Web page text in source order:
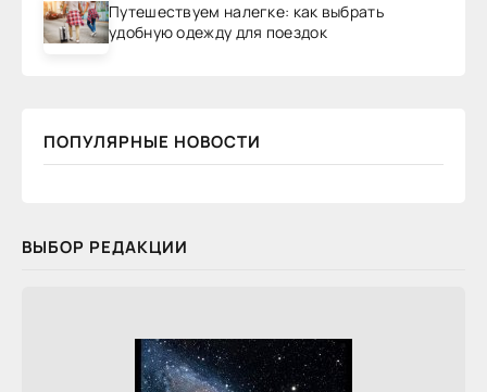
Путешествуем налегке: как выбрать
удобную одежду для поездок
ПОПУЛЯРНЫЕ НОВОСТИ
ВЫБОР РЕДАКЦИИ